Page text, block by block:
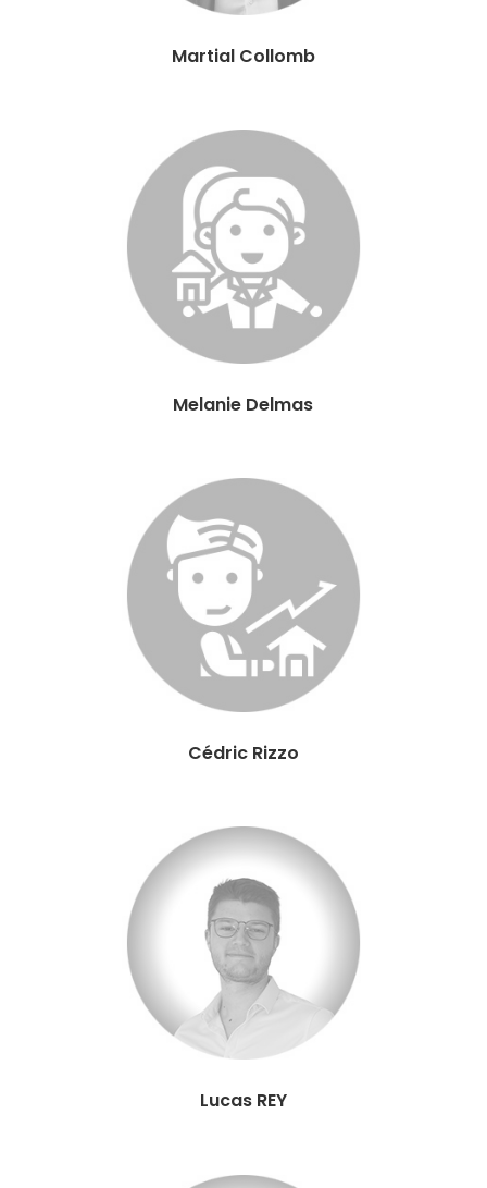
Martial Collomb
Melanie Delmas
Cédric Rizzo
Lucas REY